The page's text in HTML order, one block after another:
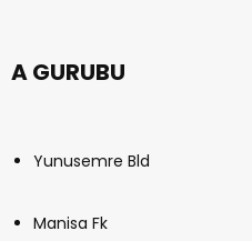
A GURUBU
Yunusemre Bld
Manisa Fk